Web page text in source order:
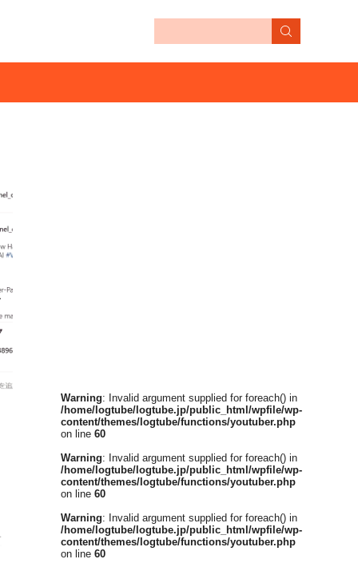
Warning: Invalid argument supplied for foreach() in
/home/logtube/logtube.jp/public_html/wpfile/wp-
content/themes/logtube/functions/youtuber.php
on line 60
Warning: Invalid argument supplied for foreach() in
/home/logtube/logtube.jp/public_html/wpfile/wp-
content/themes/logtube/functions/youtuber.php
on line 60
Warning: Invalid argument supplied for foreach() in
/home/logtube/logtube.jp/public_html/wpfile/wp-
content/themes/logtube/functions/youtuber.php
on line 60